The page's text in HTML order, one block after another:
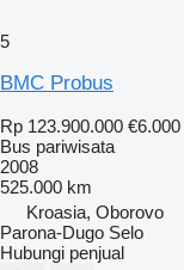
5
BMC Probus
Rp 123.900.000 €6.000
Bus pariwisata
2008
525.000 km
Kroasia, Oborovo
Parona-Dugo Selo
Hubungi penjual